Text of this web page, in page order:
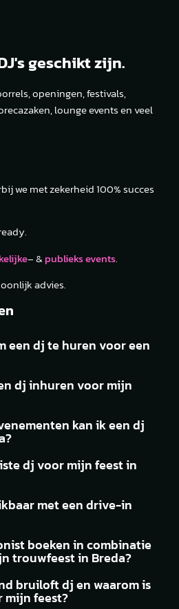
geschikt zijn.
openingen, festivals,
lounge events en veel
we met zekerheid 100% succes
– & publieks events.
advies.
een dj te huren voor een
dj inhuren voor mijn
kan ik een dj
dj voor mijn feest in
met een drive-in
boeken in combinatie
trouwfeest in Breda?
bruiloft dj en waarom is
mijn feest?